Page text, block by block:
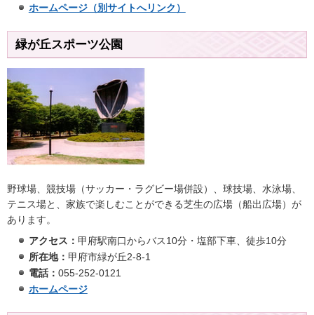
ホームページ（別サイトへリンク）
緑が丘スポーツ公園
野球場、競技場（サッカー・ラグビー場併設）、球技場、水泳場、
テニス場と、家族で楽しむことができる芝生の広場（船出広場）が
あります。
アクセス： 甲府駅南口からバス10分・塩部下車、徒歩10分
所在地： 甲府市緑が丘2-8-1
電話： 055-252-0121
ホームページ